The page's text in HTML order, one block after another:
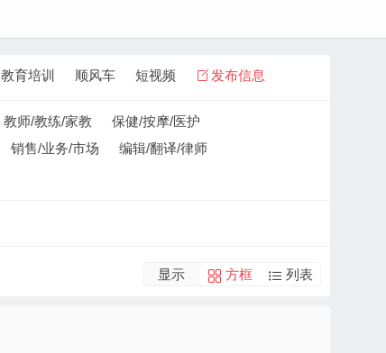
教育培训 顺风车 短视频 发布信息
教师/教练/家教
保健/按摩/医护
销售/业务/市场
编辑/翻译/律师
显示 方框 列表